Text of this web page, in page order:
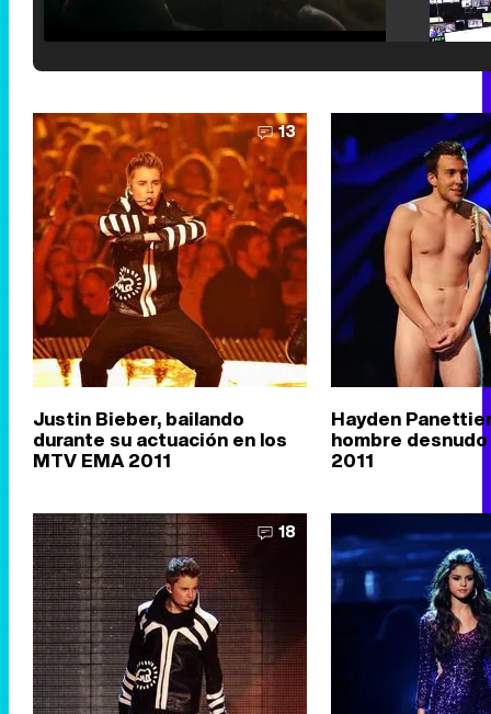
13
Justin Bieber, bailando
durante su actuación en los
MTV EMA 2011
Hayden
hombre
2011
18